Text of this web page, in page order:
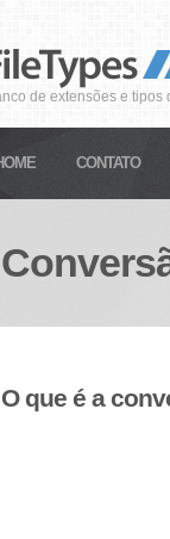
de extensões e tipos
CONTATO
O que é a